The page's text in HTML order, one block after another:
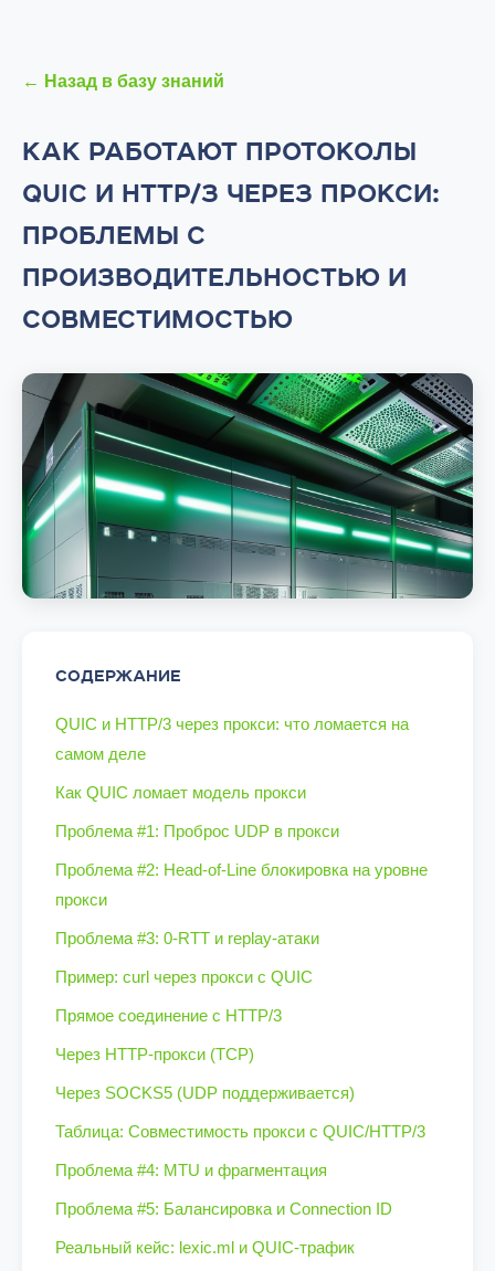
← Назад в базу знаний
КАК РАБОТАЮТ ПРОТОКОЛЫ
QUIC И HTTP/3 ЧЕРЕЗ ПРОКСИ:
ПРОБЛЕМЫ С
ПРОИЗВОДИТЕЛЬНОСТЬЮ И
СОВМЕСТИМОСТЬЮ
СОДЕРЖАНИЕ
QUIC и HTTP/3 через прокси: что ломается на
самом деле
Как QUIC ломает модель прокси
Проблема #1: Проброс UDP в прокси
Проблема #2: Head-of-Line блокировка на уровне
прокси
Проблема #3: 0-RTT и replay-атаки
Пример: curl через прокси с QUIC
Прямое соединение с HTTP/3
Через HTTP-прокси (TCP)
Через SOCKS5 (UDP поддерживается)
Таблица: Совместимость прокси с QUIC/HTTP/3
Проблема #4: MTU и фрагментация
Проблема #5: Балансировка и Connection ID
Реальный кейс: lexic.ml и QUIC-трафик